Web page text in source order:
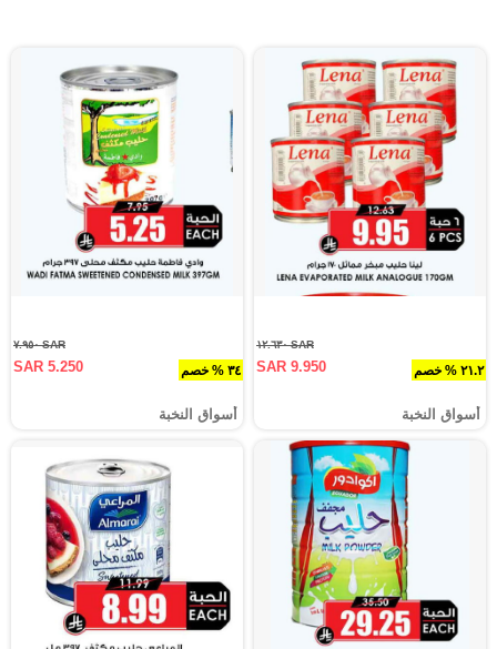
٢١.٢ % خصم
SAR ١٢.٦٣٠
SAR 9.950
أسواق النخبة
٣٤ % خصم
SAR ٧.٩٥٠
SAR 5.250
أسواق النخبة